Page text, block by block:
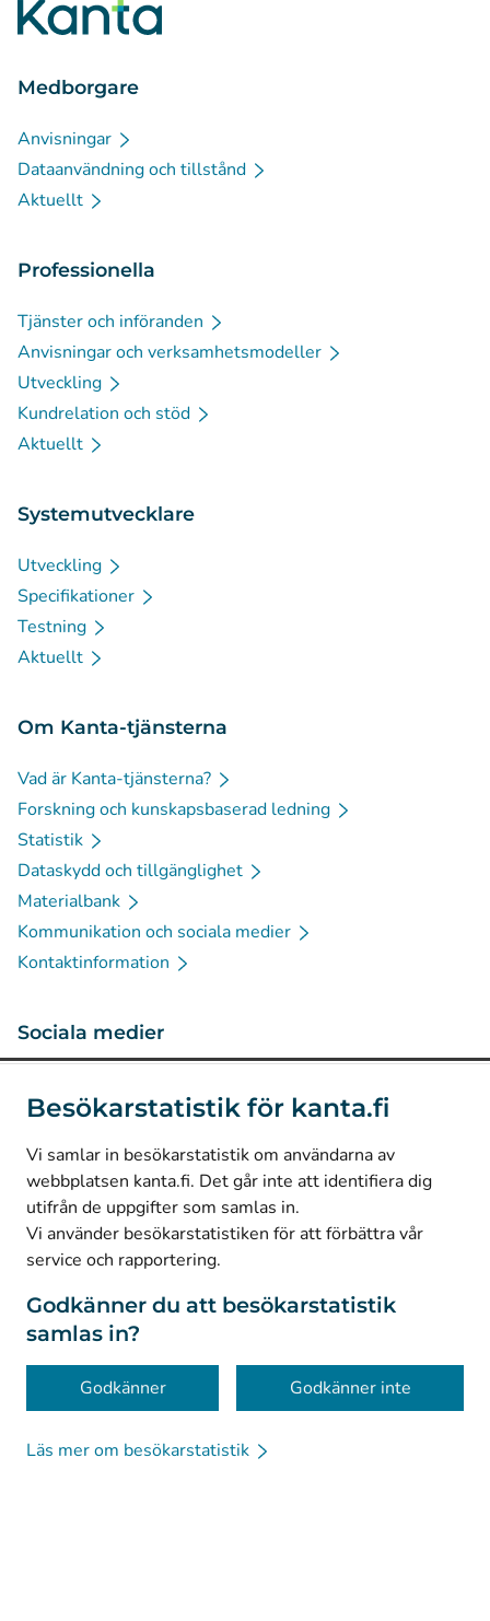
Besökarstatistik för kanta.fi
Vi samlar in besökarstatistik om användarna av
webbplatsen kanta.fi. Det går inte att identifiera dig
utifrån de uppgifter som samlas in.
Vi använder besökarstatistiken för att förbättra vår
service och rapportering.
Godkänner du att besökarstatistik
samlas in?
Godkänner Godkänner inte
Läs mer om besökarstatistik
Medborgare
Anvisningar
Dataanvändning och tillstånd
Aktuellt
Professionella
Tjänster och införanden
Anvisningar och verksamhetsmodeller
Utveckling
Kundrelation och stöd
Aktuellt
Systemutvecklare
Utveckling
Specifikationer
Testning
Aktuellt
Om Kanta-tjänsterna
Vad är Kanta-tjänsterna?
Forskning och kunskapsbaserad ledning
Statistik
Dataskydd och tillgänglighet
Materialbank
Kommunikation och sociala medier
Kontaktinformation
Sociala medier
LinkedIn(Avautuu uuteen välilehteen)
Facebook
Avautuu uuteen välilehteen)
© Kanta-Palvelut, Kansaneläkelaitos
Dataskydd
Om webbplatsen
Tillgänglighet
Kakor